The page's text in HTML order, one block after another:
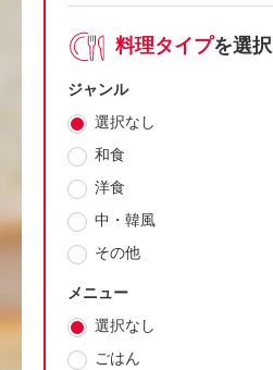
料理タイプを選択
ジャンル
選択なし
和食
洋食
中・韓風
その他
メニュー
選択なし
ごはん